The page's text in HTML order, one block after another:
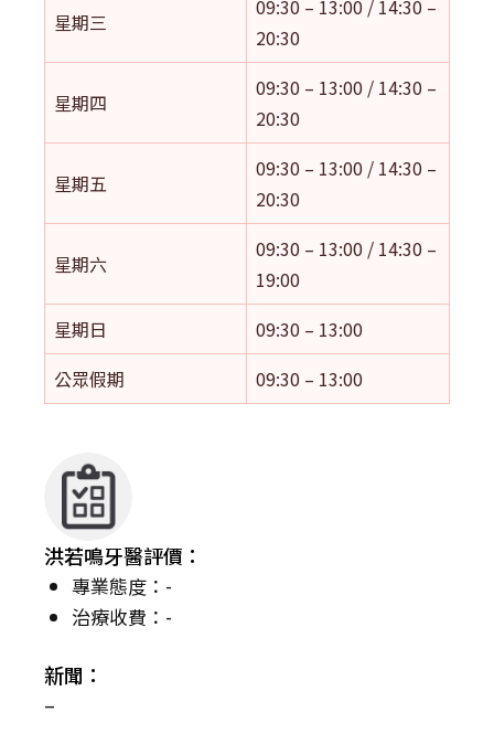
星期三
09:30 – 13:00 / 14:30 –
20:30
星期四
09:30 – 13:00 / 14:30 –
20:30
星期五
09:30 – 13:00 / 14:30 –
20:30
星期六
09:30 – 13:00 / 14:30 –
19:00
星期日
09:30 – 13:00
公眾假期
09:30 – 13:00
洪若鳴牙醫評價：
專業態度：-
治療收費：-
新聞：
–